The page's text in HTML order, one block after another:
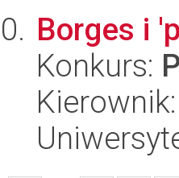
Borges i
Konkurs: